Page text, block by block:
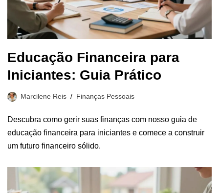
Educação Financeira para
Iniciantes: Guia Prático
Marcilene Reis Finanças Pessoais
Descubra como gerir suas finanças com nosso guia de
educação financeira para iniciantes e comece a construir
um futuro financeiro sólido.